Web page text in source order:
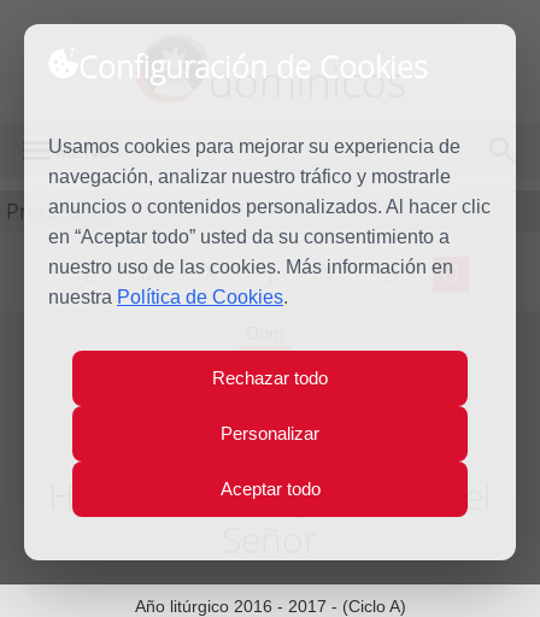
Configuración de Cookies
Usamos cookies para mejorar su experiencia de
navegación, analizar nuestro tráfico y mostrarle
anuncios o contenidos personalizados. Al hacer clic
en “Aceptar todo” usted da su consentimiento a
nuestro uso de las cookies. Más información en
nuestra Política de Cookies.
Rechazar todo
Personalizar
Aceptar todo
dominicos
MENÚ
Predicación
L M X J V S D
6
Ago
Homilía Transfiguración del
Año litúrgico 2016 - 2017 - (Ciclo A)